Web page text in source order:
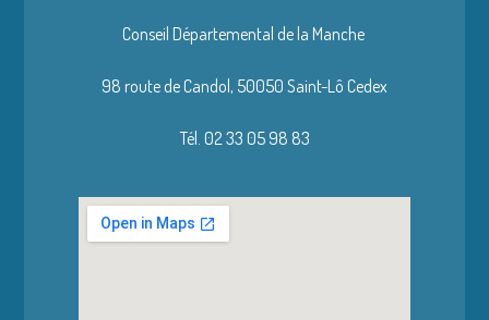
Conseil Départemental de la Manche
98 route de Candol, 50050 Saint-Lô Cedex
Tél. 02 33 05 98 83